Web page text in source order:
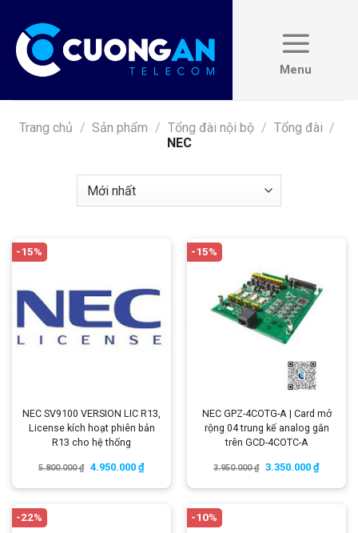
content
Trang chủ / Sản phẩm / Tổng đài nội bộ / Tổng đài /
NEC
-15%
NEC SV9100 VERSION LIC R13,
License kích hoạt phiên bản
R13 cho hệ thống
5.800.000₫ 4.950.000 ₫
-15%
NEC GPZ-4COTG-A | Card mở
rộng 04 trung kế analog gắn
trên GCD-4COTC-A
3.950.000₫ 3.350.000 ₫
-22% -10%